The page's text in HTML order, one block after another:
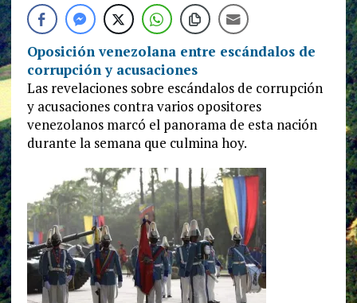
Oposición venezolana entre escándalos de
corrupción y acusaciones
Las revelaciones sobre escándalos de corrupción
y acusaciones contra varios opositores
venezolanos marcó el panorama de esta nación
durante la semana que culmina hoy.